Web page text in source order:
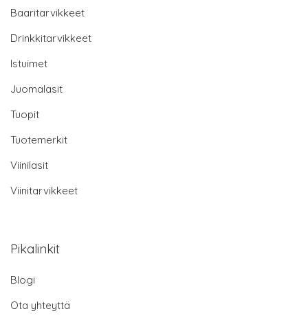
Baaritarvikkeet
Drinkkitarvikkeet
Istuimet
Juomalasit
Tuopit
Tuotemerkit
Viinilasit
Viinitarvikkeet
Pikalinkit
Blogi
Ota yhteyttä